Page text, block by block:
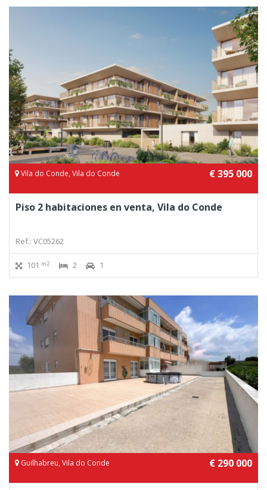
Vila do Conde, Vila do Conde € 395 000
Piso 2 habitaciones en venta, Vila do Conde
Ref.: VC05262
101 m2 2 1
Guilhabreu, Vila do Conde € 290 000